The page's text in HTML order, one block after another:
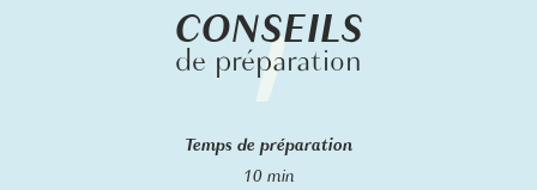
CONSEILS
de préparation
Temps de préparation
10 min